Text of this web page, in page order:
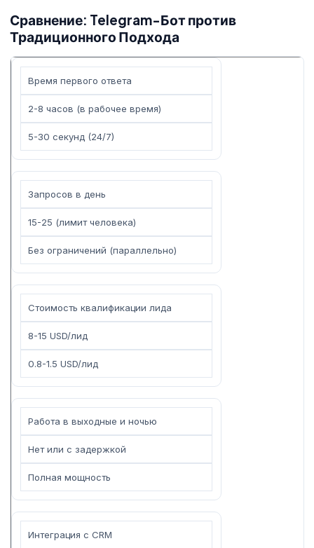
Сравнение: Telegram-Бот против
Традиционного Подхода
Время первого ответа
2-8 часов (в рабочее время)
5-30 секунд (24/7)
Запросов в день
15-25 (лимит человека)
Без ограничений (параллельно)
Стоимость квалификации лида
8-15 USD/лид
0.8-1.5 USD/лид
Работа в выходные и ночью
Нет или с задержкой
Полная мощность
Интеграция с CRM